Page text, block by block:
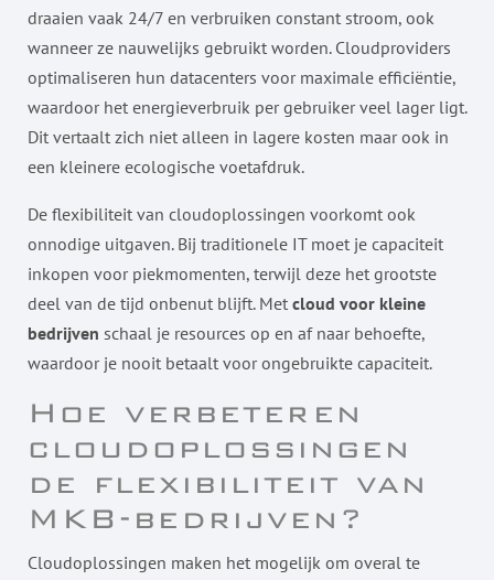
draaien vaak 24/7 en verbruiken constant stroom, ook
wanneer ze nauwelijks gebruikt worden. Cloudproviders
optimaliseren hun datacenters voor maximale efficiëntie,
waardoor het energieverbruik per gebruiker veel lager ligt.
Dit vertaalt zich niet alleen in lagere kosten maar ook in
een kleinere ecologische voetafdruk.
De flexibiliteit van cloudoplossingen voorkomt ook
onnodige uitgaven. Bij traditionele IT moet je capaciteit
inkopen voor piekmomenten, terwijl deze het grootste
deel van de tijd onbenut blijft. Met cloud voor kleine
bedrijven schaal je resources op en af naar behoefte,
waardoor je nooit betaalt voor ongebruikte capaciteit.
Hoe verbeteren
cloudoplossingen
de flexibiliteit van
MKB-bedrijven?
Cloudoplossingen maken het mogelijk om overal te